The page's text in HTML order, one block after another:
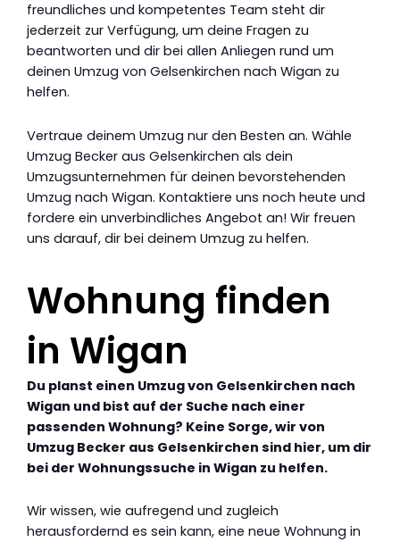
freundliches und kompetentes Team steht dir
jederzeit zur Verfügung, um deine Fragen zu
beantworten und dir bei allen Anliegen rund um
deinen Umzug von Gelsenkirchen nach Wigan zu
helfen.
Vertraue deinem Umzug nur den Besten an. Wähle
Umzug Becker aus Gelsenkirchen als dein
Umzugsunternehmen für deinen bevorstehenden
Umzug nach Wigan. Kontaktiere uns noch heute und
fordere ein unverbindliches Angebot an! Wir freuen
uns darauf, dir bei deinem Umzug zu helfen.
Wohnung finden
in Wigan
Du planst einen Umzug von Gelsenkirchen nach
Wigan und bist auf der Suche nach einer
passenden Wohnung? Keine Sorge, wir von
Umzug Becker aus Gelsenkirchen sind hier, um dir
bei der Wohnungssuche in Wigan zu helfen.
Wir wissen, wie aufregend und zugleich
herausfordernd es sein kann, eine neue Wohnung in